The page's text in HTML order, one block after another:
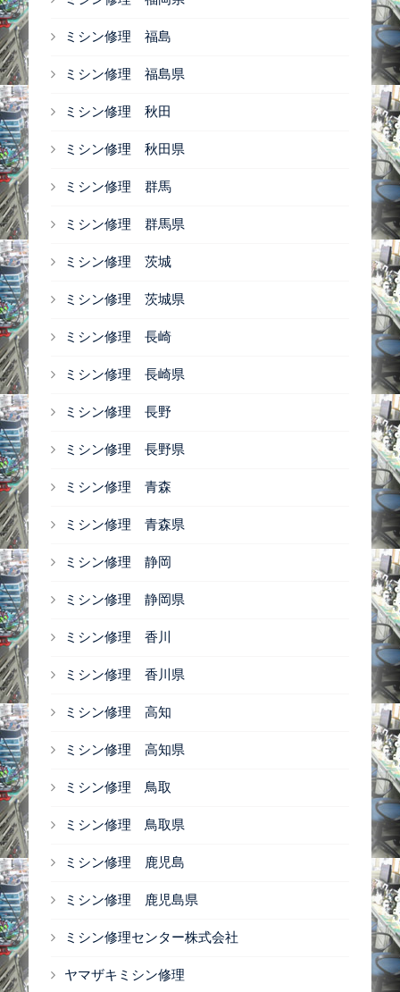
ミシン修理 福島
ミシン修理 福島県
ミシン修理 秋田
ミシン修理 秋田県
ミシン修理 群馬
ミシン修理 群馬県
ミシン修理 茨城
ミシン修理 茨城県
ミシン修理 長崎
ミシン修理 長崎県
ミシン修理 長野
ミシン修理 長野県
ミシン修理 青森
ミシン修理 青森県
ミシン修理 静岡
ミシン修理 静岡県
ミシン修理 香川
ミシン修理 香川県
ミシン修理 高知
ミシン修理 高知県
ミシン修理 鳥取
ミシン修理 鳥取県
ミシン修理 鹿児島
ミシン修理 鹿児島県
ミシン修理センター株式会社
ヤマザキミシン修理